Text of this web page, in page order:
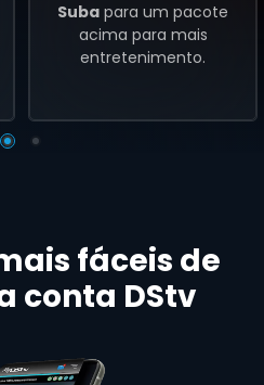
Suba para um pacote
acima para mais
entretenimento.
fáceis de
conta DStv